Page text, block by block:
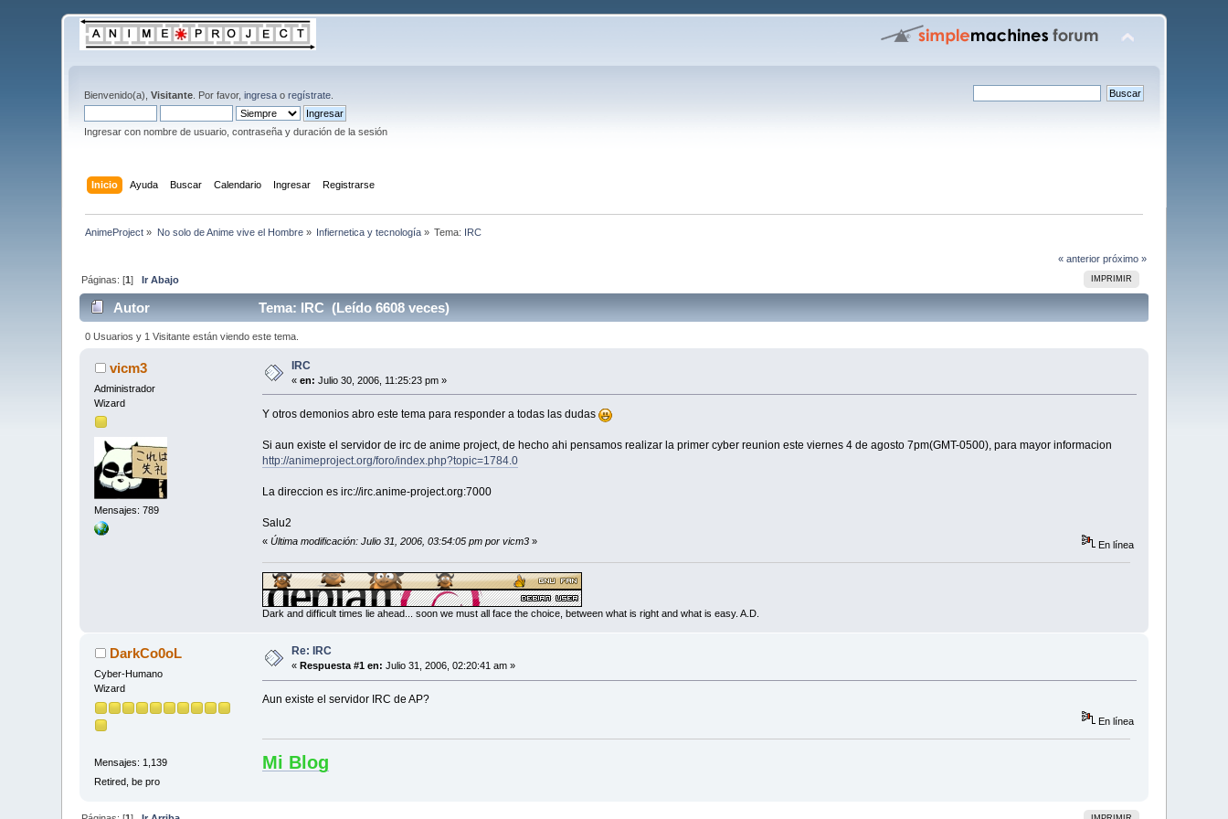
Bienvenido(a),Visitante . Por favor,ingresa oregístrate
Ingresar con nombre de usuario, contraseña y duración de la sesión
Inicio Ayuda Buscar Calendario Ingresar Registrarse
AnimeProject » No solo de Anime vive el Hombre» Infiernetica y tecnología » Tema: IRC
« anterior próximo »
IMPRIMIR
Páginas: [1]Ir Abajo
Autor Tema: IRC (Leído 6608 veces)
0 Usuarios y 1 Visitante están viendo este tema.
vicm3
Administrador
Wizard
Mensajes: 789
IRC
«en: Julio 30, 2006, 11:25:23 pm »
Y otros demonios abro este tema para responder a todas las dudas
Si aun existe el servidor de irc de anime project, de hecho ahi pensamos realizar la primer cyber reunion este viernes 4 de agosto 7pm(GMT-0500), para mayor informacion
http://animeproject.org/foro/index.php?topic=1784.0
La direccion es irc://irc.anime-project.org:7000
Salu2
« Última modificación: Julio 31, 2006, 03:54:05 pm por vicm3» En línea
Dark and difficult times lie ahead... soon we must all face the choice, between what is right and what is easy. A.D.
DarkCo0oL
Cyber-Humano
Wizard
Mensajes: 1,139
Retired, be pro
Re: IRC
« Respuesta #1 en: Julio 31, 2006, 02:20:41 am »
Aun existe el servidor IRC de AP?
En línea
Mi Blog